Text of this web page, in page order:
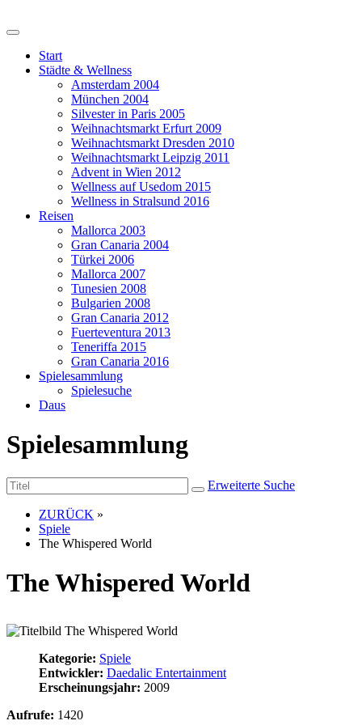
Start
Städte & Wellness
Amsterdam 2004
München 2004
Silvester in Paris 2005
Weihnachtsmarkt Erfurt 2009
Weihnachtsmarkt Dresden 2010
Weihnachtsmarkt Leipzig 2011
Advent in Wien 2012
Wellness auf Usedom 2015
Wellness in Stralsund 2016
Reisen
Mallorca 2003
Gran Canaria 2004
Türkei 2006
Mallorca 2007
Tunesien 2008
Bulgarien 2008
Gran Canaria 2012
Fuerteventura 2013
Teneriffa 2015
Gran Canaria 2016
Spielesammlung
Spielesuche
Daus
Spielesammlung
Erweiterte Suche
ZURÜCK »
Spiele
The Whispered World
The Whispered World
Kategorie: Spiele
Entwickler: Daedalic Entertainment
Erscheinungsjahr: 2009
Aufrufe: 1420